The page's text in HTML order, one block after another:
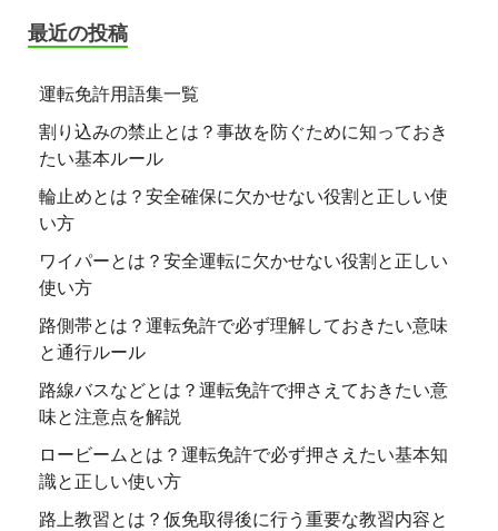
最近の投稿
運転免許用語集一覧
割り込みの禁止とは？事故を防ぐために知っておき
たい基本ルール
輪止めとは？安全確保に欠かせない役割と正しい使
い方
ワイパーとは？安全運転に欠かせない役割と正しい
使い方
路側帯とは？運転免許で必ず理解しておきたい意味
と通行ルール
路線バスなどとは？運転免許で押さえておきたい意
味と注意点を解説
ロービームとは？運転免許で必ず押さえたい基本知
識と正しい使い方
路上教習とは？仮免取得後に行う重要な教習内容と